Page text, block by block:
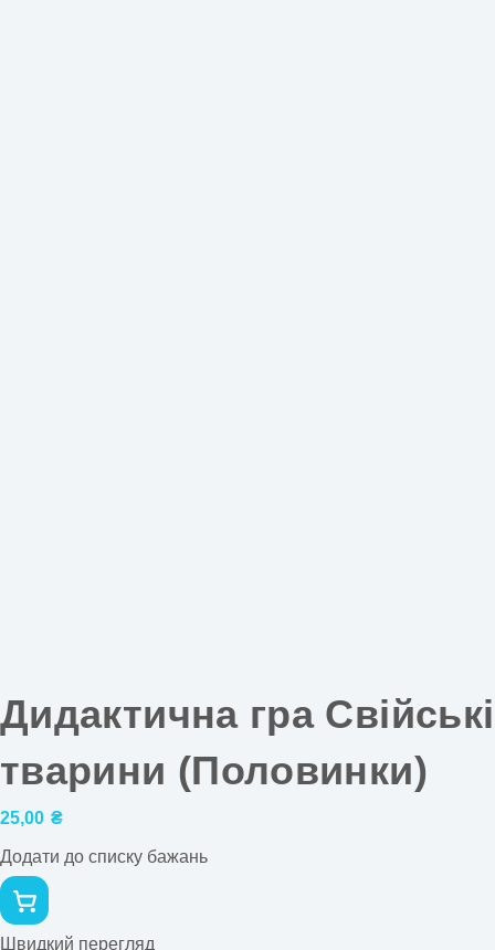
Дидактична гра Свійські
тварини (Половинки)
25,00 ₴
Додати до списку бажань
Швидкий перегляд